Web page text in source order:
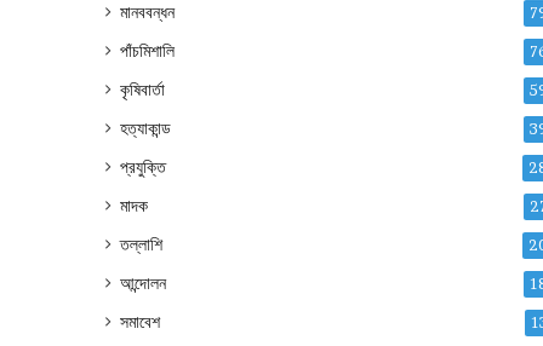
মানববন্ধন
পাঁচমিশালি
কৃষিবার্তা
হত্যাকান্ড
প্রযুক্তি
মাদক
তল্লাশি
আন্দোলন
সমাবেশ